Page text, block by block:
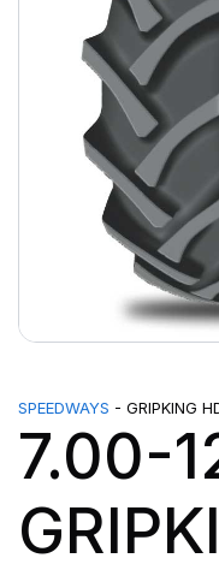
SPEEDWAYS - GRIPKING
7.00-